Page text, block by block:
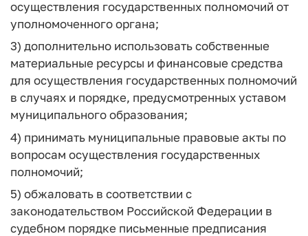
осуществления государственных полномочий от
уполномоченного органа;
3) дополнительно использовать собственные
материальные ресурсы и финансовые средства
для осуществления государственных полномочий
в случаях и порядке, предусмотренных уставом
муниципального образования;
4) принимать муниципальные правовые акты по
вопросам осуществления государственных
полномочий;
5) обжаловать в соответствии с
законодательством Российской Федерации в
судебном порядке письменные предписания